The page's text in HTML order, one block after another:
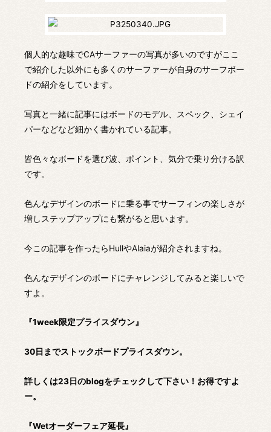
個人的な趣味でCAサーファーの写真が多いのですがここ
で紹介した以外にも多くのサーファーが自身のサーフボー
ドの紹介をしています。
写真と一緒に記事にはボードのモデル、スペック、シェイ
パーなどなど細かく書かれている記事。
皆色々なボードを選び波、ポイント、気分で乗り分ける訳
です。
色んなデザインのボードに乗る事でサーフィンの楽しさが
増しステップアップにも繋がると思います。
今この記事を作ったらHullやAlaiaが紹介されますね。
色んなデザインのボードにチャレンジしてみると楽しいで
すよ。
『1week限定プライスダウン』
30日までストックボードプライスダウン。
詳しくは23日のblogをチェックして下さい！お得ですよ
ー。
『Wetオーダーフェア延長』